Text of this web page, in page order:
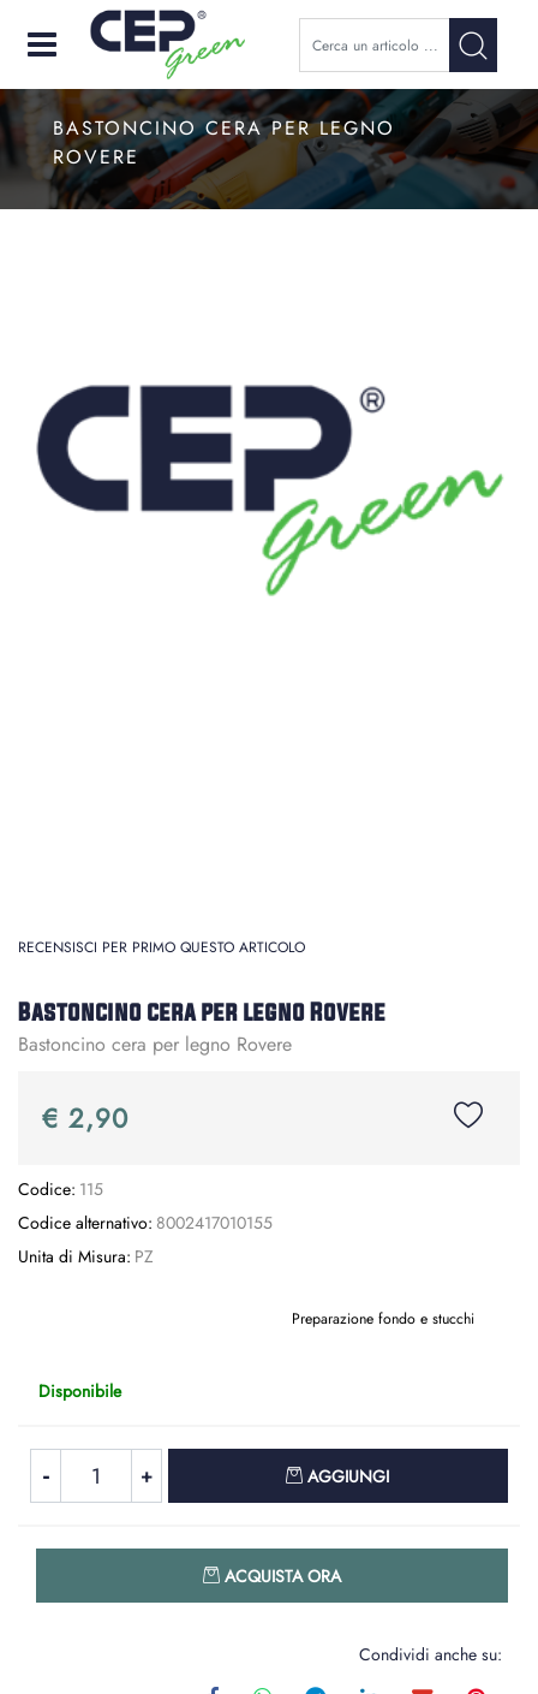
Open
BASTONCINO CERA PER LEGNO
ROVERE
RECENSISCI PER PRIMO QUESTO ARTICOLO
Bastoncino cera per legno Rovere
Bastoncino cera per legno Rovere
€ 2,90
Codice: 115
Codice alternativo: 8002417010155
Unita di Misura: PZ
Preparazione fondo e stucchi
Disponibile
AGGIUNGI
ACQUISTA ORA
Condividi anche su: